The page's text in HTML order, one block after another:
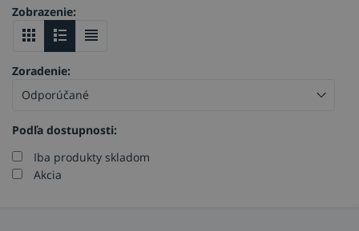
Podľa dostupnosti:
Iba produkty skladom
Akcia
Zoradenie:
Zobrazenie: